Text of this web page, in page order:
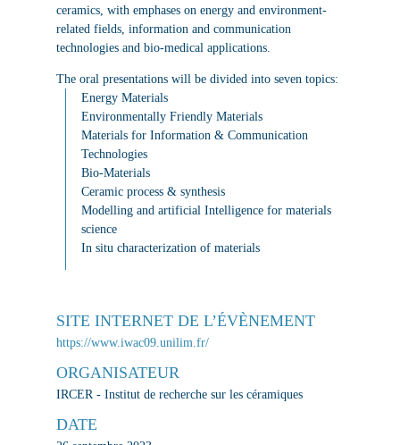
ceramics, with emphases on energy and environment-
related fields, information and communication
technologies and bio-medical applications.
The oral presentations will be divided into seven topics:
Energy Materials
Environmentally Friendly Materials
Materials for Information & Communication
Technologies
Bio-Materials
Ceramic process & synthesis
Modelling and artificial Intelligence for materials
science
In situ characterization of materials
SITE INTERNET DE L’ÉVÈNEMENT
https://www.iwac09.unilim.fr/
ORGANISATEUR
IRCER - Institut de recherche sur les céramiques
DATE